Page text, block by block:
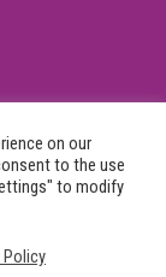
on our
to the use
to modify
Policy